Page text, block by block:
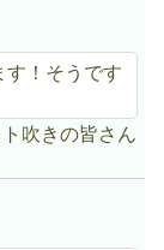
す！そうです
吹きの皆さん